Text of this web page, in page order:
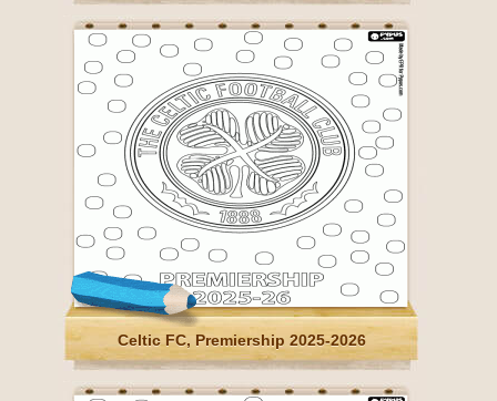
Celtic FC, Premiership 2025-2026